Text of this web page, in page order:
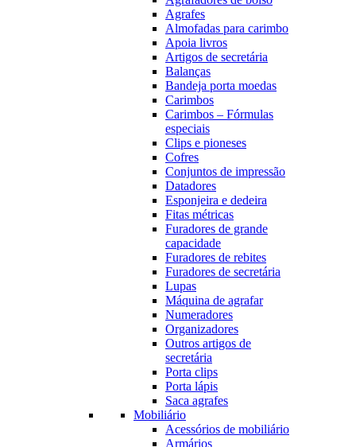
Agrafes
Almofadas para carimbo
Apoia livros
Artigos de secretária
Balanças
Bandeja porta moedas
Carimbos
Carimbos – Fórmulas
especiais
Clips e pioneses
Cofres
Conjuntos de impressão
Datadores
Esponjeira e dedeira
Fitas métricas
Furadores de grande
capacidade
Furadores de rebites
Furadores de secretária
Lupas
Máquina de agrafar
Numeradores
Organizadores
Outros artigos de
secretária
Porta clips
Porta lápis
Saca agrafes
Mobiliário
Acessórios de mobiliário
Armários